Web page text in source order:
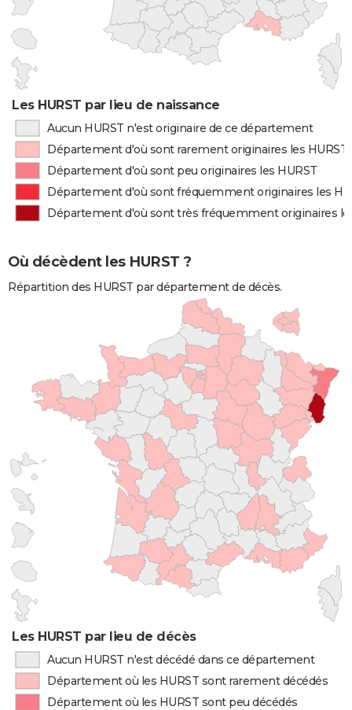
Les HURST par lieu de naissance
Aucun HURST n'est originaire de ce département
Département d'où sont rarement originaires les HURST
Département d'où sont peu originaires les HURST
Département d'où sont fréquemment originaires les
Département d'où sont très fréquemment originaires
Où décèdent les HURST ?
Répartition des HURST par département de décès.
Les HURST par lieu de décès
Aucun HURST n'est décédé dans ce département
Département où les HURST sont rarement décédés
Département où les HURST sont peu décédés